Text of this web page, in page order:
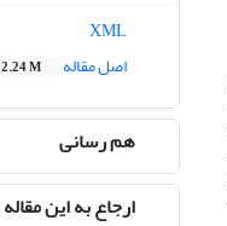
اصل مقاله
2.24 M
هم رسانی
ارجاع به این مقاله